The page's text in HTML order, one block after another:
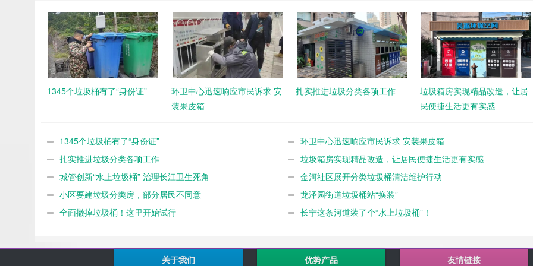
1345个垃圾桶有了“身份证”
环卫中心迅速响应市民诉求 安
装果皮箱
扎实推进垃圾分类各项工作
垃圾箱房实现精品改造，让居
民便捷生活更有实感
1345个垃圾桶有了“身份证”
环卫中心迅速响应市民诉求 安装果皮箱
扎实推进垃圾分类各项工作
垃圾箱房实现精品改造，让居民便捷生活更有实感
城管创新“水上垃圾桶” 治理长江卫生死角
金河社区展开分类垃圾桶清洁维护行动
小区要建垃圾分类房，部分居民不同意
龙泽园街道垃圾桶站“换装”
全面撤掉垃圾桶！这里开始试行
长宁这条河道装了个“水上垃圾桶”！
关于我们 优势产品 友情链接